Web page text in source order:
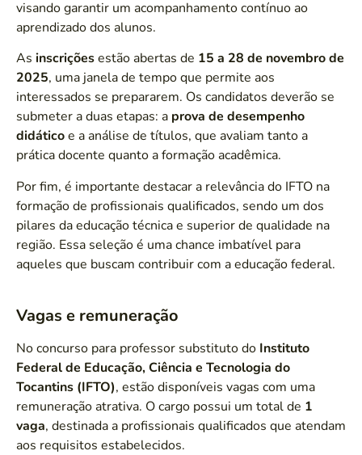
visando garantir um acompanhamento contínuo ao
aprendizado dos alunos.
As inscriçõesestão abertas de 15 a 28 de novembro de
2025, uma janela de tempo que permite aos
interessados se prepararem. Os candidatos deverão se
submeter a duas etapas: a prova de desempenho
didáticoe a análise de títulos, que avaliam tanto a
prática docente quanto a formação acadêmica.
Por fim, é importante destacar a relevância do IFTO na
formação de profissionais qualificados, sendo um dos
pilares da educação técnica e superior de qualidade na
região. Essa seleção é uma chance imbatível para
aqueles que buscam contribuir com a educação federal.
Vagas e remuneração
No concurso para professor substituto do Instituto
Federal de Educação, Ciência e Tecnologia do
Tocantins (IFTO), estão disponíveis vagas com uma
remuneração atrativa. O cargo possui um total de 1
vaga, destinada a profissionais qualificados que atendam
aos requisitos estabelecidos.